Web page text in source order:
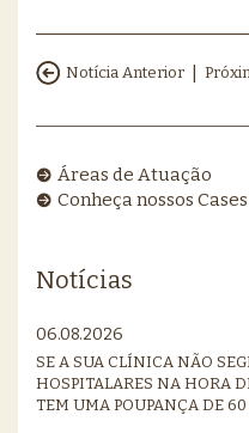
Notícias
06.08.2026
SE A SUA CLÍNICA NÃO
HOSPITALARES NA HORA
TEM UMA POUPANÇA DE
Notícia Anterior |
Áreas de Atuação
Conheça nossos Cases